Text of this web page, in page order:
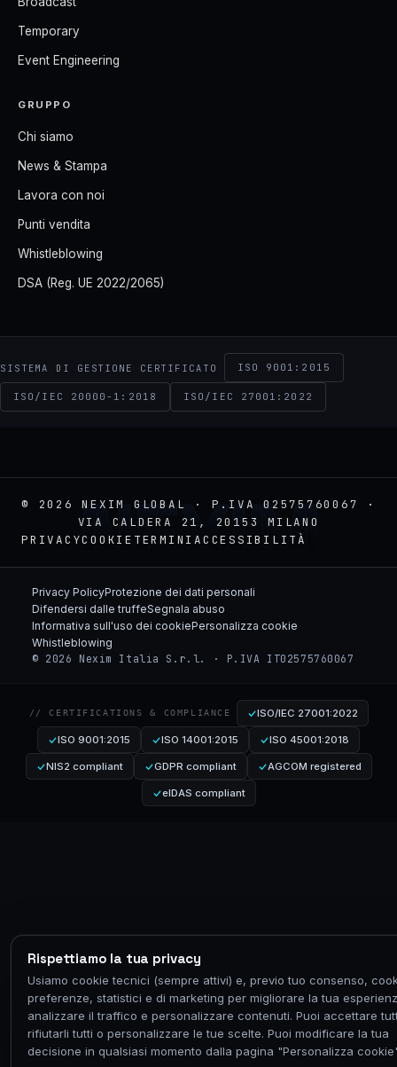
Temporary
Event Engineering
GRUPPO
Chi siamo
News & Stampa
Lavora con noi
Punti vendita
Whistleblowing
DSA (Reg. UE 2022/2065)
SISTEMA DI GESTIONE CERTIFICATO ISO 9001:2015
ISO/IEC 20000-1:2018 ISO/IEC 27001:2022
© 2026 NEXIM GLOBAL · P.IVA 02575760067 ·
VIA CALDERA 21, 20153 MILANO
PRIVACYCOOKIE TERMINI ACCESSIBILITÀ
NEXIM
Rispettiamo la tua privacy
Usiamo cookie tecnici (sempre attivi) e, previo tuo consenso,
preferenze, statistici e di marketing per migliorare la tua
analizzare il traffico e personalizzare contenuti. Puoi accettare
rifiutarli tutti o personalizzare le tue scelte. Puoi modificare la tua
decisione in qualsiasi momento dalla pagina "Personalizza
Privacy PolicyProtezione dei dati personali
Difendersi dalle truffeSegnala abuso
Informativa sull'uso dei cookiePersonalizza cookie
Whistleblowing
© 2026 Nexim Italia S.r.l. · P.IVA IT02575760067
// CERTIFICATIONS & COMPLIANCE ISO/IEC 27001:2022
ISO 9001:2015 ISO 14001:2015 ISO 45001:2018
NIS2 compliant GDPR compliant AGCOM registered
eIDAS compliant